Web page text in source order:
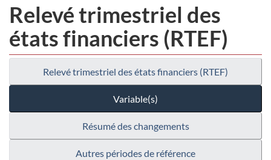
Relevé trimestriel des
états financiers (RTEF)
Relevé trimestriel des états financiers (RTEF)
Variable(s)
Résumé des changements
Autres périodes de référence